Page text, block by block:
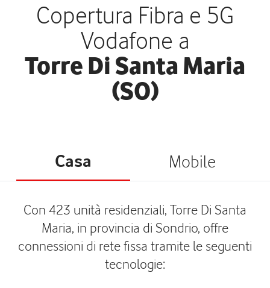
Copertura Fibra e 5G
Vodafone a
Torre Di Santa Maria
(SO)
Casa Mobile
Con 423 unità residenziali, Torre Di Santa
Maria, in provincia di Sondrio, offre
connessioni di rete fissa tramite le seguenti
tecnologie: